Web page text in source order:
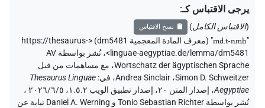
يرجى الاقتباس كـ:
(الاقتباس الكامل) نسخ الاقتباس
"
md.t-nmḥ
"
(معرف المادة المعجمية dm5481) <https://thesaurus-
linguae-aegyptiae.de/lemma/dm5481>
،
نُشر بواسطة AV
Wortschatz der ägyptischen Sprache، مع مساهمات من قبل
Simon D. Schweitzer، Andrea Sinclair، في:
Thesaurus Linguae
Aegyptiae،
إصدار المتن ٢٠، إصدار تطبيق الويب ۱.٥.٢، ٢٠٢٦/٦/٥ ،
نُشر بواسطة Tonio Sebastian Richter و Daniel A. Werning نيابة عن